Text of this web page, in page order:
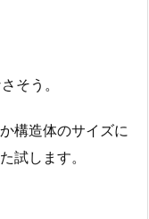
そう。
構造体のサイズに
試します。